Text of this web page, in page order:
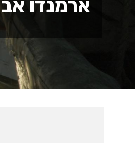
ארמנדו